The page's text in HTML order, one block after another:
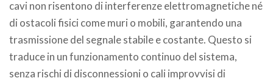
cavi non risentono di interferenze elettromagnetiche né
di ostacoli fisici come muri o mobili, garantendo una
trasmissione del segnale stabile e costante. Questo si
traduce in un funzionamento continuo del sistema,
senza rischi di disconnessioni o cali improvvisi di